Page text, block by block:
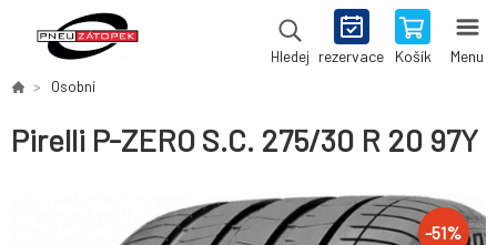
Hledej rezervace Košík Menu
Osobní
Pirelli P-ZERO S.C. 275/30 R 20 97Y
-51%